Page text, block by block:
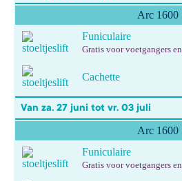
Arc 1600
Funiculaire
Gratis voor voetgangers
Cachette
Van za. 27 juni tot vr. 03 juli
Arc 1600
Funiculaire
Gratis voor voetgangers